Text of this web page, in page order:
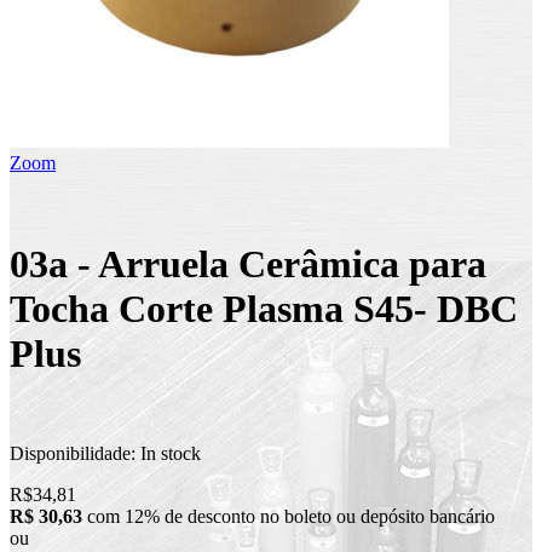
Zoom
03a - Arruela Cerâmica para
Tocha Corte Plasma S45- DBC
Plus
Disponibilidade: In stock
R$34,81
R$ 30,63 com 12% de desconto no boleto ou depósito bancário
ou